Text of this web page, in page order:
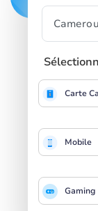
Carte
Mobile
Gaming